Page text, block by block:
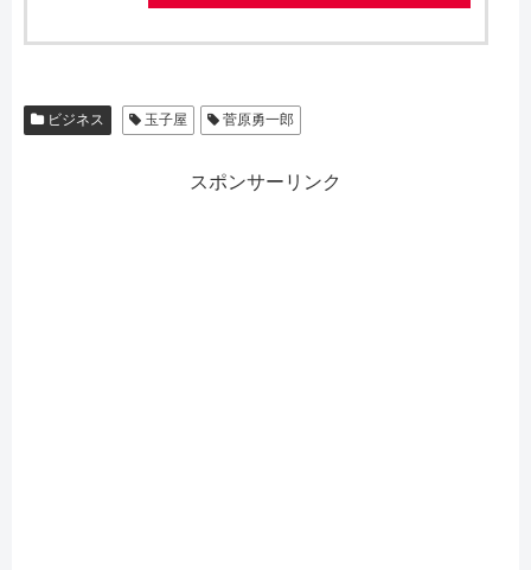
ビジネス 玉子屋 菅原勇一郎
スポンサーリンク